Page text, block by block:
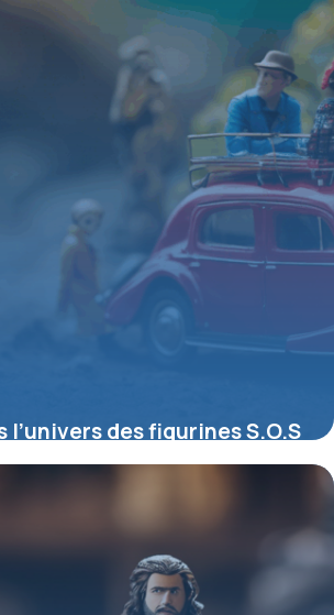
l’univers des figurines S.O.S
nostalgie et collection